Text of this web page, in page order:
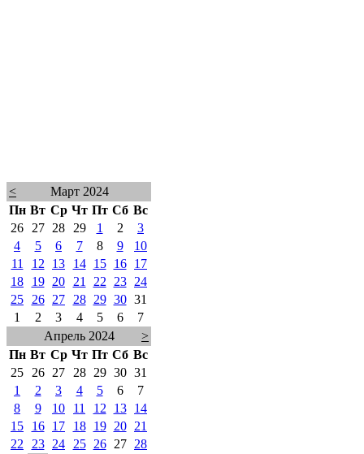
<
Март 2024
Пн Вт Ср Чт Пт Сб Вс
26
27 28 29 1 2
3
4
5 6 7 8 9
10
11
12 13 14 15 16
17
18
19 20 21 22 23
24
25
26 27 28 29 30 31
1
2 3 4 5 6
7
Апрель 2024
>
Пн Вт Ср Чт Пт Сб Вс
25
26 27 28 29 30 31
1
2 3 4 5 6
7
8
9 10 11 12 13
14
15
16 17 18 19 20
21
22
23 24 25 26 27 28